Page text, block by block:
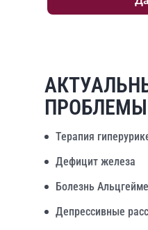
ПРОБЛЕМЫ
Терапия
Дефицит железа
Болезнь
Депрессивные